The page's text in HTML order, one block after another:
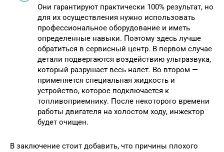
Они гарантируют практически 100% результат, но
для их осуществления нужно использовать
профессиональное оборудование и иметь
определенные навыки. Поэтому здесь лучше
обратиться в сервисный центр. В первом случае
детали подвергаются воздействию ультразвука,
который разрушает весь налет. Во втором —
применяется специальная жидкость и
устройство, которое подключается к
топливоприемнику. После некоторого времени
работы двигателя на холостом ходу, инжектор
будет очищен.
В заключение стоит добавить, что причины плохого